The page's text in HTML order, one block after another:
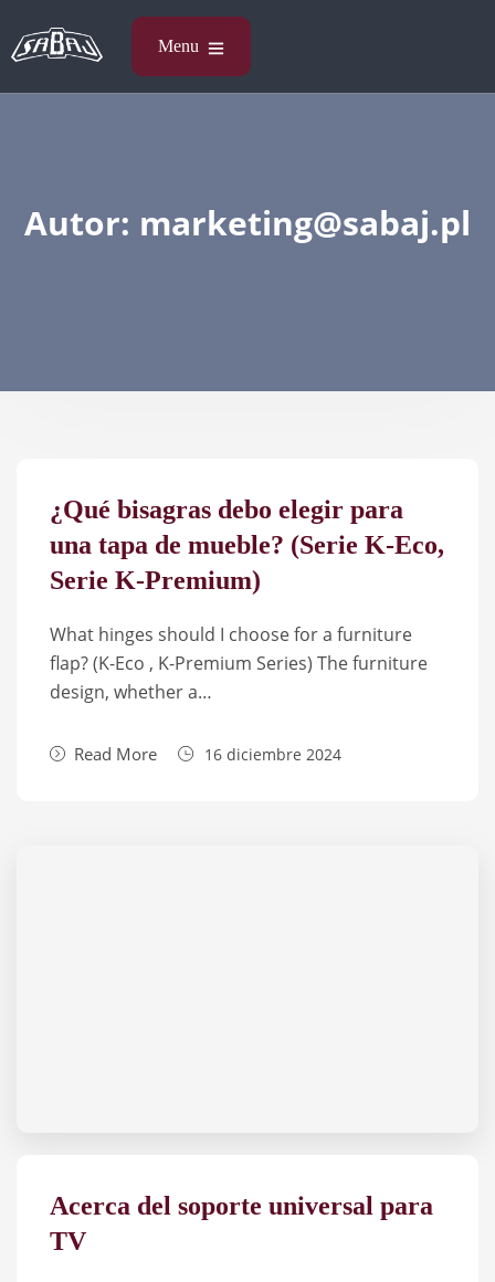
Autor: marketing@sabaj.pl
¿Qué bisagras debo elegir para
una tapa de mueble? (Serie K-Eco,
Serie K-Premium)
What hinges should I choose for a furniture
flap? (K-Eco , K-Premium Series) The furniture
design, whether a…
Read More 16 diciembre 2024
Acerca del soporte universal para
TV